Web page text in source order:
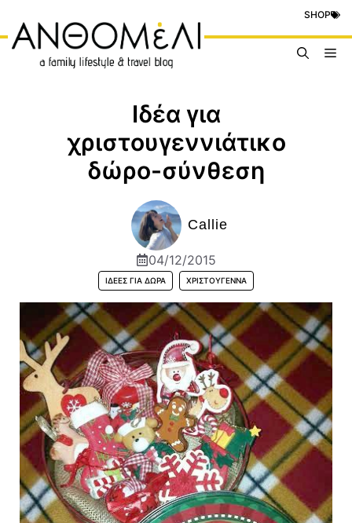
περιεχόμενο
SHOP
Ιδέα για
χριστουγεννιάτικο
δώρο-σύνθεση
Callie
04/12/2015
ΙΔΈΕΣ ΓΙΑ ΔΏΡΑ ΧΡΙΣΤΟΎΓΕΝΝΑ